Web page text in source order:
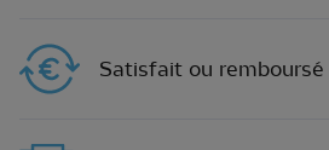
Satisfait ou remboursé